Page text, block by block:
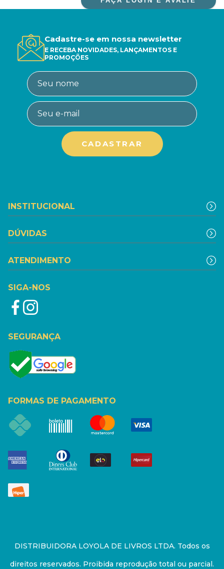
Cadastre-se em nossa newsletter
E RECEBA NOVIDADES, LANÇAMENTOS E
PROMOÇÕES
INSTITUCIONAL
DÚVIDAS
ATENDIMENTO
SIGA-NOS
SEGURANÇA
FORMAS DE PAGAMENTO
DISTRIBUIDORA LOYOLA DE LIVROS LTDA. Todos os
direitos reservados. Proibida reprodução total ou parcial.